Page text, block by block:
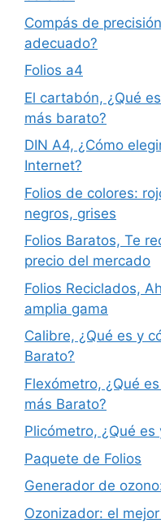
Compás de
adecuado?
Folios a4
El cartabón, ¿Qué
más barato?
DIN A4, ¿Cómo
Internet?
Folios de colores:
negros, grises
Folios Baratos, Te
precio del mercado
Folios Reciclados,
amplia gama
Calibre, ¿Qué es y
Barato?
Flexómetro, ¿Qué
más Barato?
Plicómetro, ¿Qué
Paquete de Folios
Generador de
Ozonizador: el